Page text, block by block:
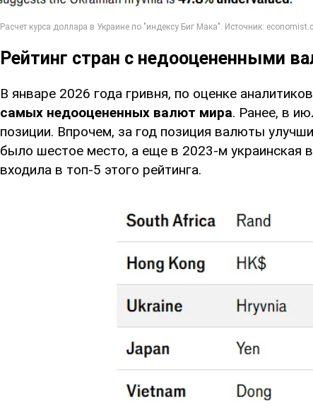
Рейтинг стран с недооцененными
В январе 2026 года гривня, по оценке
самых недооцененных валют мира. Ранее, в
позиции. Впрочем, за год позиция валюты
было шестое место, а еще в 2023-м украинская
входила в топ-5 этого рейтинга.